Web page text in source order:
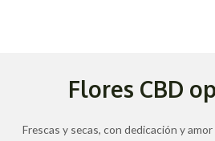
Flores CBD
Frescas y secas, con dedicación y